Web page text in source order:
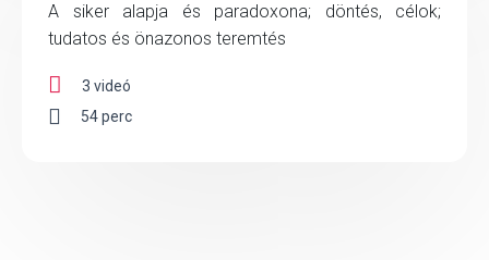
A siker alapja és paradoxona; döntés, célok;
tudatos és önazonos teremtés
3 videó
54 perc